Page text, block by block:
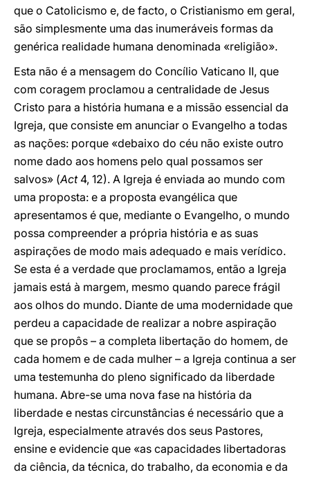
que o Catolicismo e, de facto, o Cristianismo em geral,
são simplesmente uma das inumeráveis formas da
genérica realidade humana denominada «religião».
Esta não é a mensagem do Concílio Vaticano II, que
com coragem proclamou a centralidade de Jesus
Cristo para a história humana e a missão essencial da
Igreja, que consiste em anunciar o Evangelho a todas
as nações: porque «debaixo do céu não existe outro
nome dado aos homens pelo qual possamos ser
salvos» (Act4, 12). A Igreja é enviada ao mundo com
uma proposta: e a proposta evangélica que
apresentamos é que, mediante o Evangelho, o mundo
possa compreender a própria história e as suas
aspirações de modo mais adequado e mais verídico.
Se esta é a verdade que proclamamos, então a Igreja
jamais está à margem, mesmo quando parece frágil
aos olhos do mundo. Diante de uma modernidade que
perdeu a capacidade de realizar a nobre aspiração
que se propôs – a completa libertação do homem, de
cada homem e de cada mulher – a Igreja continua a ser
uma testemunha do pleno significado da liberdade
humana. Abre-se uma nova fase na história da
liberdade e nestas circunstâncias é necessário que a
Igreja, especialmente através dos seus Pastores,
ensine e evidencie que «as capacidades libertadoras
da ciência, da técnica, do trabalho, da economia e da